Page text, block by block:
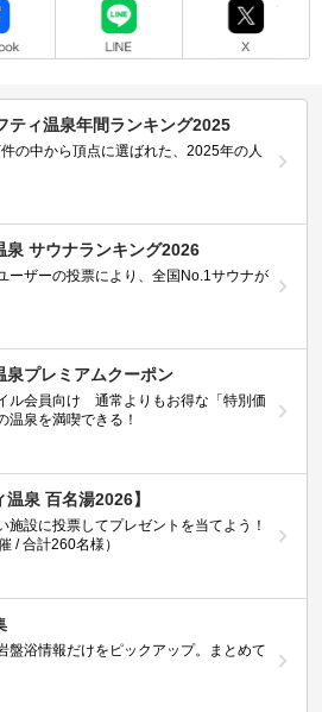
ティ温泉年間ランキング2025
の中から頂点に選ばれた、2025年の人
泉 サウナランキング2026
ーザーの投票により、全国No.1サウナが
泉プレミアムクーポン
ル会員向け 通常よりもお得な「特別価
温泉を満喫できる！
温泉 百名湯2026】
施設に投票してプレゼントを当てよう！
/ 合計260名様）
盤浴情報だけをピックアップ。まとめて